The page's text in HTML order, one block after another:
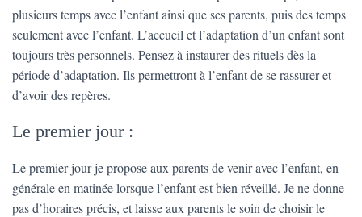
plusieurs temps avec l’enfant ainsi que ses parents, puis des temps
seulement avec l’enfant. L’accueil et l’adaptation d’un enfant sont
toujours très personnels. Pensez à instaurer des rituels dès la
période d’adaptation. Ils permettront à l’enfant de se rassurer et
d’avoir des repères.
Le premier jour :
Le premier jour je propose aux parents de venir avec l’enfant, en
générale en matinée lorsque l’enfant est bien réveillé. Je ne donne
pas d’horaires précis, et laisse aux parents le soin de choisir le